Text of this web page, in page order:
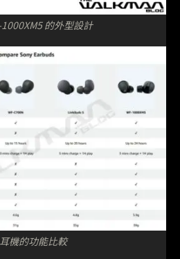
的外型設計
機的功能比較